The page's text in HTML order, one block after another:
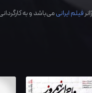
فیلم ایرانیمی‌باشد و به